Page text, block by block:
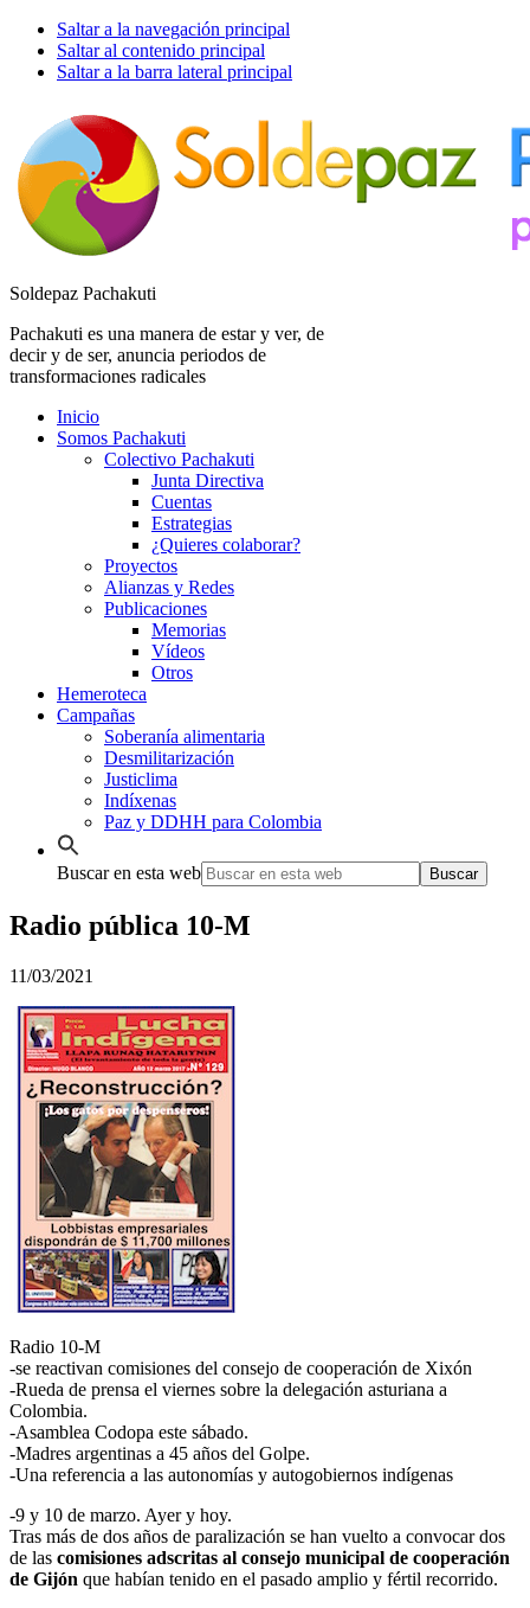
Saltar a la navegación principal
Saltar al contenido principal
Saltar a la barra lateral principal
Soldepaz Pachakuti
Pachakuti es una manera de estar y ver, de
decir y de ser, anuncia periodos de
transformaciones radicales
Inicio
Somos Pachakuti
Colectivo Pachakuti
Junta Directiva
Cuentas
Estrategias
¿Quieres colaborar?
Proyectos
Alianzas y Redes
Publicaciones
Memorias
Vídeos
Otros
Hemeroteca
Campañas
Soberanía alimentaria
Desmilitarización
Justiclima
Indíxenas
Paz y DDHH para Colombia
Buscar en esta web
Radio pública 10-M
11/03/2021
Radio 10-M
-se reactivan comisiones del consejo de cooperación de Xixón
-Rueda de prensa el viernes sobre la delegación asturiana a
Colombia.
-Asamblea Codopa este sábado.
-Madres argentinas a 45 años del Golpe.
-Una referencia a las autonomías y autogobiernos indígenas
-9 y 10 de marzo. Ayer y hoy.
Tras más de dos años de paralización se han vuelto a convocar dos
de las comisiones adscritas al consejo municipal de cooperación
de Gijón que habían tenido en el pasado amplio y fértil recorrido.